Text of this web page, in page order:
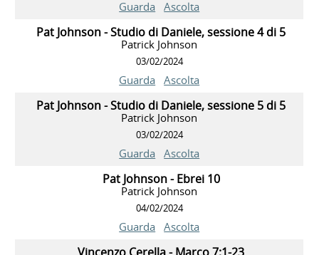
Guarda Ascolta
Pat Johnson - Studio di Daniele, sessione 4 di 5
Patrick Johnson
03/02/2024
Guarda Ascolta
Pat Johnson - Studio di Daniele, sessione 5 di 5
Patrick Johnson
03/02/2024
Guarda Ascolta
Pat Johnson - Ebrei 10
Patrick Johnson
04/02/2024
Guarda Ascolta